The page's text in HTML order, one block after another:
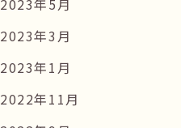
2023年5月
2023年3月
2023年1月
2022年11月